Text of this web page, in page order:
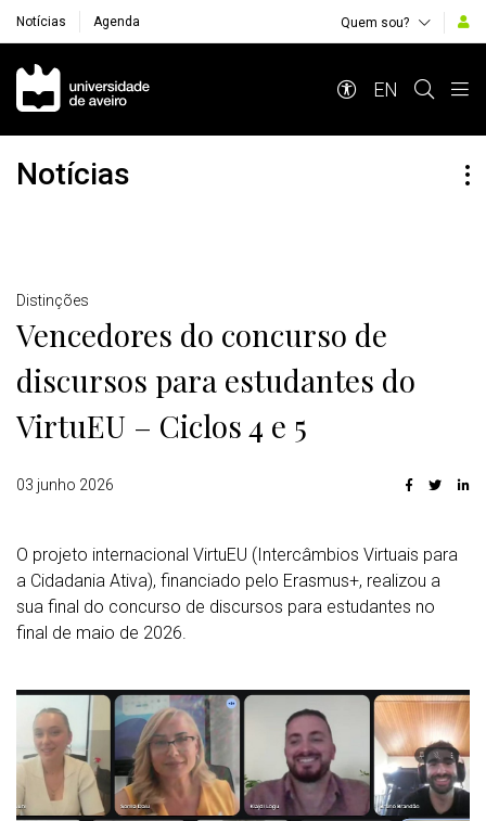
Notícias Agenda Quem sou?
Navegação Principal
EN
Notícias
Detalhes
Distinções
Vencedores do concurso de
discursos para estudantes do
VirtuEU – Ciclos 4 e 5
03 junho 2026
O projeto internacional VirtuEU (Intercâmbios Virtuais para
a Cidadania Ativa), financiado pelo Erasmus+, realizou a
sua final do concurso de discursos para estudantes no
final de maio de 2026.